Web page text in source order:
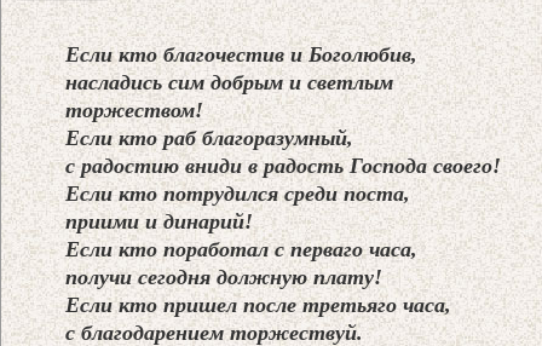
Если кто благочестив и Боголюбив,
насладись сим добрым и светлым
торжеством!
Если кто раб благоразумный,
с радостию вниди в радость Господа своего!
Если кто потрудился среди поста,
приими и динарий!
Если кто поработал с перваго часа,
получи сегодня должную плату!
Если кто пришел после третьяго часа,
с благодарением торжествуй.